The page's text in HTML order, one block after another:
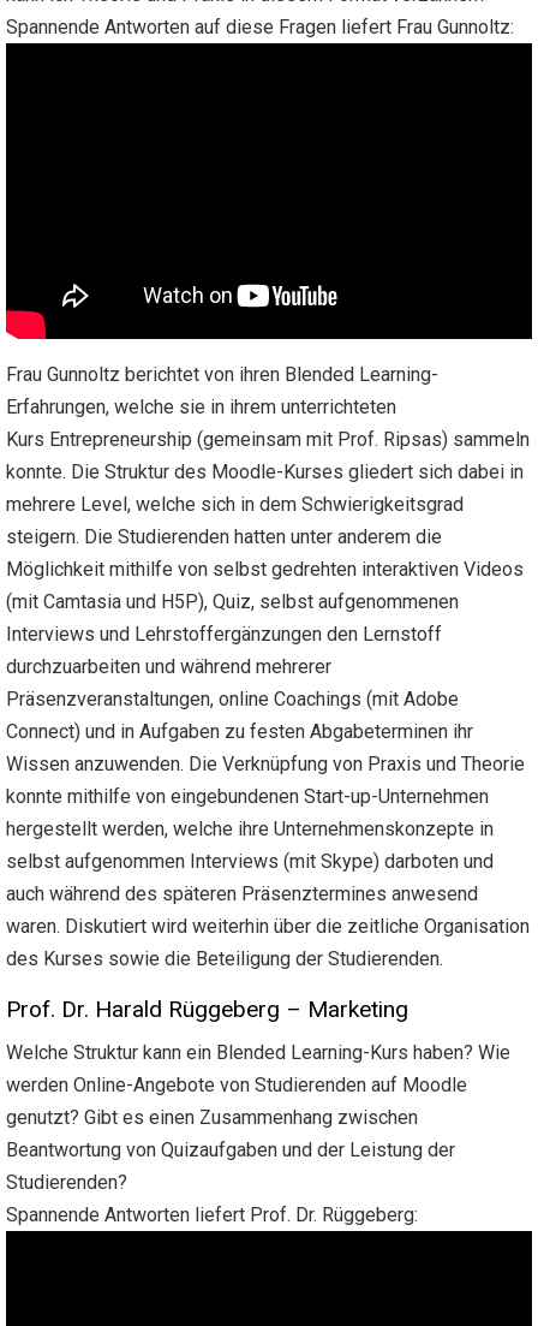
Spannende Antworten auf diese Fragen liefert Frau Gunnoltz:
Frau Gunnoltz berichtet von ihren Blended Learning-
Erfahrungen, welche sie in ihrem unterrichteten
Kurs Entrepreneurship (gemeinsam mit Prof. Ripsas) sammeln
konnte. Die Struktur des Moodle-Kurses gliedert sich dabei in
mehrere Level, welche sich in dem Schwierigkeitsgrad
steigern. Die Studierenden hatten unter anderem die
Möglichkeit mithilfe von selbst gedrehten interaktiven Videos
(mit Camtasia und H5P), Quiz, selbst aufgenommenen
Interviews und Lehrstoffergänzungen den Lernstoff
durchzuarbeiten und während mehrerer
Präsenzveranstaltungen, online Coachings (mit Adobe
Connect) und in Aufgaben zu festen Abgabeterminen ihr
Wissen anzuwenden. Die Verknüpfung von Praxis und Theorie
konnte mithilfe von eingebundenen Start-up-Unternehmen
hergestellt werden, welche ihre Unternehmenskonzepte in
selbst aufgenommen Interviews (mit Skype) darboten und
auch während des späteren Präsenztermines anwesend
waren. Diskutiert wird weiterhin über die zeitliche Organisation
des Kurses sowie die Beteiligung der Studierenden.
Prof. Dr. Harald Rüggeberg – Marketing
Welche Struktur kann ein Blended Learning-Kurs haben? Wie
werden Online-Angebote von Studierenden auf Moodle
genutzt? Gibt es einen Zusammenhang zwischen
Beantwortung von Quizaufgaben und der Leistung der
Studierenden?
Spannende Antworten liefert Prof. Dr. Rüggeberg: